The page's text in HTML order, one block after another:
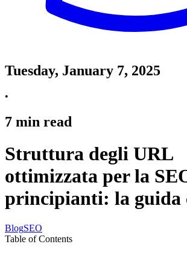
Tuesday, January 7, 2025
•
7 min read
Struttura degli URL
ottimizzata per la
principianti: la guida
BlogSEO
Table of Contents